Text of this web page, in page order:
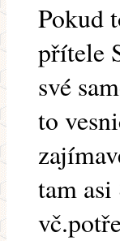
Pokud
přítele
své
to
tam